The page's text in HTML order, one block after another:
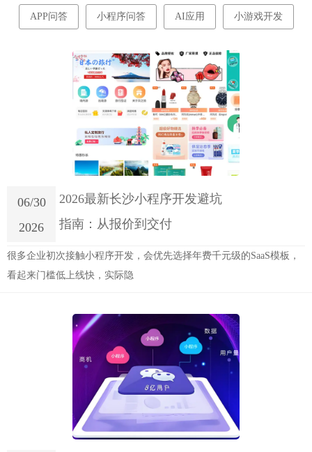
APP问答 小程序问答 AI应用 小游戏开发
06/30
2026
2026最新长沙小程序开发避坑
指南：从报价到交付
很多企业初次接触小程序开发，会优先选择年费千元级的SaaS模板，
看起来门槛低上线快，实际隐